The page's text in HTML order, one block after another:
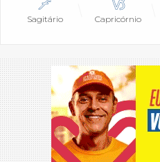
Sagitário Capricórnio